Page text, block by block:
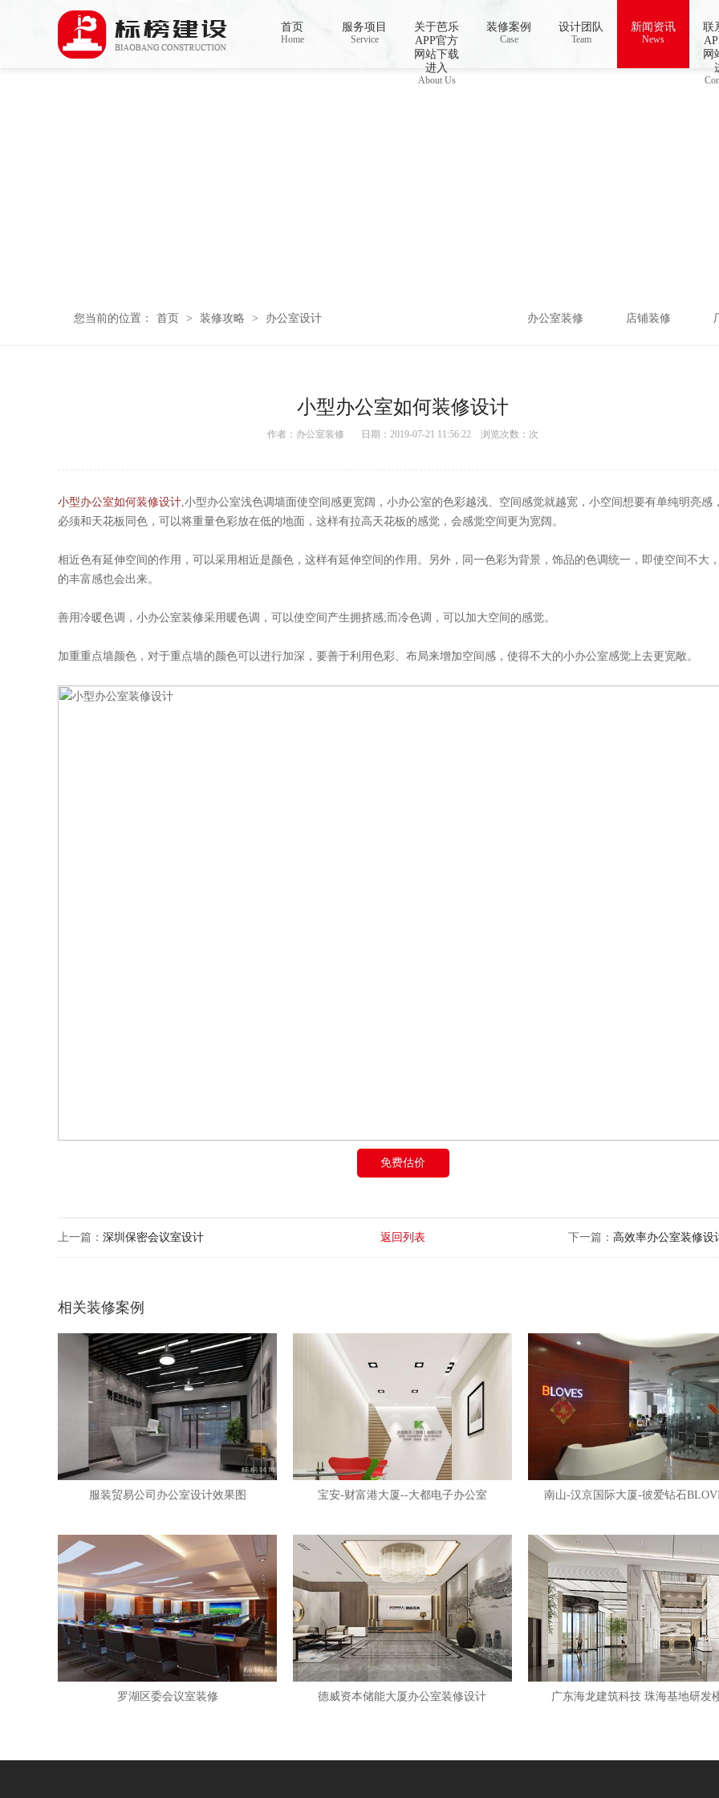
芭乐APP官方网站下载进入,芭乐APP下载网址进入18免费破解,芭乐视频APP下载
首页
Home
服务项目
Service
关于芭乐
APP官方
网站下载
进入
About Us
装修案例
Case
设计团队
Team
新闻资讯
News
联
网
您当前的位置： 首页 > 装修攻略 > 办公室设计 办公室装修 店铺装修
小型办公室如何装修设计
作者： 办公室装修 日期：2019-07-21 11:56:22 浏览次数： 次
小型办公室如何装修设计,小型办公室浅色调墙面使空间感更宽阔，小办公室的色彩越浅、空间感觉就越宽，小空间想要有单纯明亮感
必须和天花板同色，可以将重量色彩放在低的地面，这样有拉高天花板的感觉，会感觉空间更为宽阔。
相近色有延伸空间的作用，可以采用相近是颜色，这样有延伸空间的作用。另外，同一色彩为背景，饰品的色调统一，即使空间不大
的丰富感也会出来。
善用冷暖色调，小办公室装修采用暖色调，可以使空间产生拥挤感;而冷色调，可以加大空间的感觉。
加重重点墙颜色，对于重点墙的颜色可以进行加深，要善于利用色彩、布局来增加空间感，使得不大的小办公室感觉上去更宽敞。
免费估价
上一篇： 深圳保密会议室设计 下一篇： 高效率办公室装修设
返回列表
相关装修案例
服装贸易公司办公室设计效果图 宝安-财富港大厦--大都电子办公室 南山-汉京国际大厦-彼爱钻石
罗湖区委会议室装修 德威资本储能大厦办公室装修设计 广东海龙建筑科技 珠海基地研发